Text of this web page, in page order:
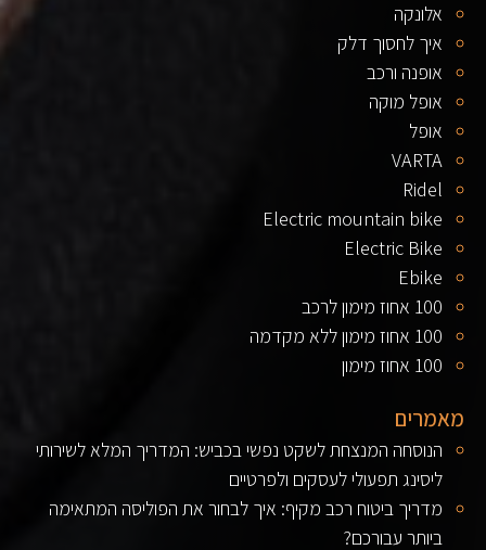
אלונקה
איך לחסוך דלק
אופנה ורכב
אופל מוקה
אופל
VARTA
Ridel
Electric mountain bike
Electric Bike
Ebike
100 אחוז מימון לרכב
100 אחוז מימון ללא מקדמה
100 אחוז מימון
מאמרים
הנוסחה המנצחת לשקט נפשי בכביש: המדריך המלא לשירותי
ליסינג תפעולי לעסקים ולפרטיים
מדריך ביטוח רכב מקיף: איך לבחור את הפוליסה המתאימה
ביותר עבורכם?